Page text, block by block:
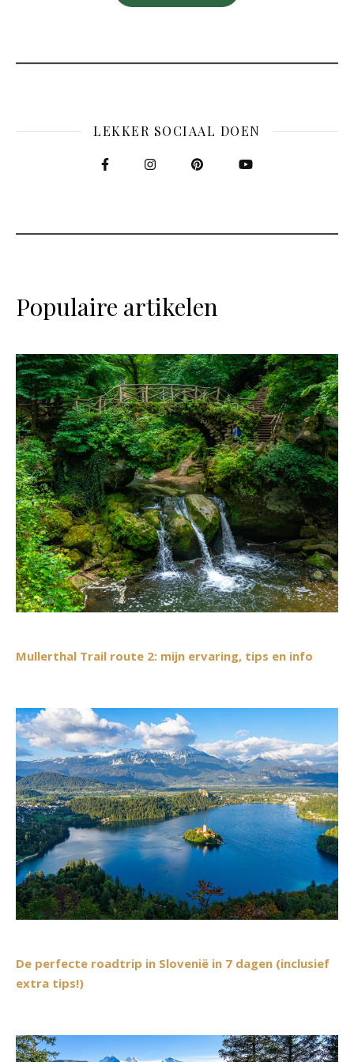
LEKKER SOCIAAL DOEN
Populaire artikelen
Mullerthal Trail route 2: mijn ervaring, tips en info
De perfecte roadtrip in Slovenië in 7 dagen (inclusief
extra tips!)